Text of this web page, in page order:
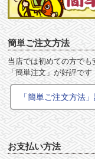
簡単ご注文方法
当店では初めての方でも
「簡単注文」が好評です
「簡単ご注文方法
お支払い方法